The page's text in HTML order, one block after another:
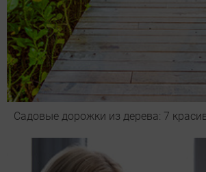
Садовые дорожки из дерева: 7